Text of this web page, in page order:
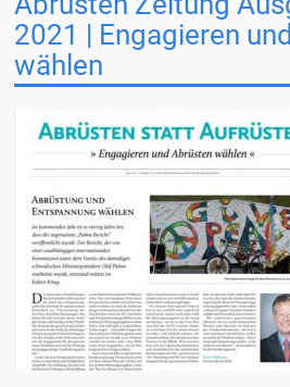
2021 | Engagieren
wählen